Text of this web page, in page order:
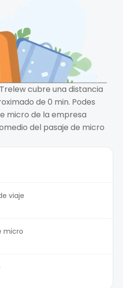
cubre una distancia
de 0 min. Podes
micro de la empresa
del pasaje de micro
viaje
micro